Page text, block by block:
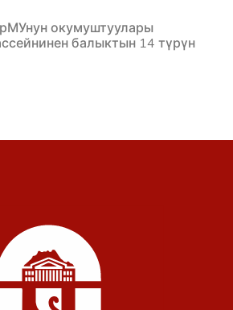
окумуштуулары
балыктын 14 түрүн